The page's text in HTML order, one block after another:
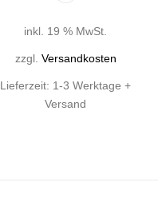
inkl. 19 % MwSt.
zzgl. Versandkosten
Lieferzeit: 1-3 Werktage +
Versand